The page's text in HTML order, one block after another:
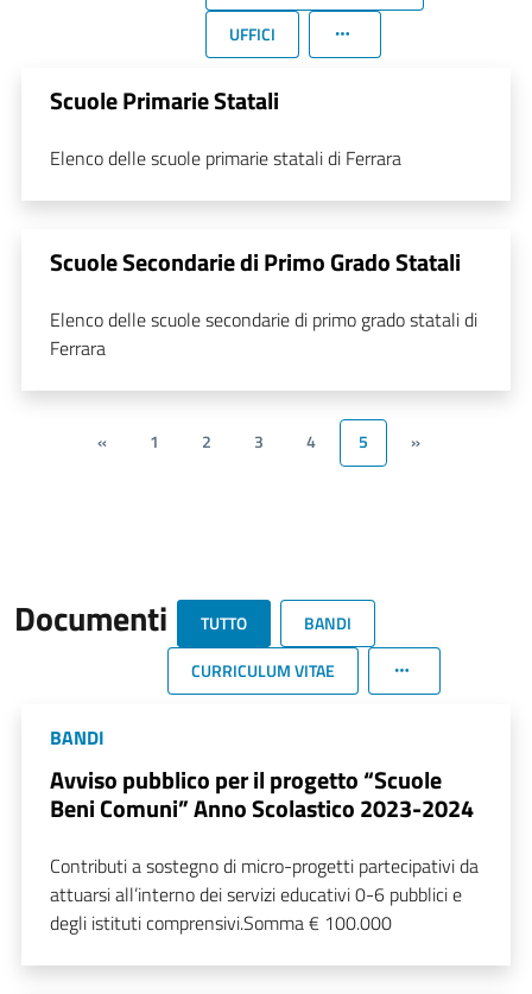
UFFICI
Scuole Primarie Statali
Elenco delle scuole primarie statali di Ferrara
Scuole Secondarie di Primo Grado Statali
Elenco delle scuole secondarie di primo grado statali di
Ferrara
« 1 2 3 4 5 »
Documenti TUTTO
BANDI
CURRICULUM VITAE
BANDI
Avviso pubblico per il progetto “Scuole
Beni Comuni” Anno Scolastico 2023-2024
Contributi a sostegno di micro-progetti partecipativi da
attuarsi all’interno dei servizi educativi 0-6 pubblici e
degli istituti comprensivi.Somma € 100.000